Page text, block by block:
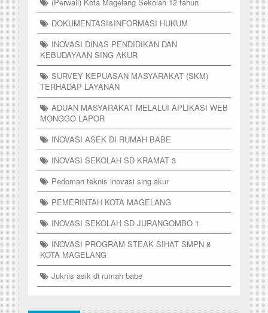
(Perwali) Kota Magelang Sekolah 12 tahun
DOKUMENTASI&INFORMASI HUKUM
INOVASI DINAS PENDIDIKAN DAN
KEBUDAYAAN SING AKUR
SURVEY KEPUASAN MASYARAKAT (SKM)
TERHADAP LAYANAN
ADUAN MASYARAKAT MELALUI APLIKASI WEB
MONGGO LAPOR
INOVASI ASEK DI RUMAH BABE
INOVASI SEKOLAH SD KRAMAT 3
Pedoman teknis inovasi sing akur
PEMERINTAH KOTA MAGELANG
INOVASI SEKOLAH SD JURANGOMBO 1
INOVASI PROGRAM STEAK SIHAT SMPN 8
KOTA MAGELANG
Juknis asik di rumah babe